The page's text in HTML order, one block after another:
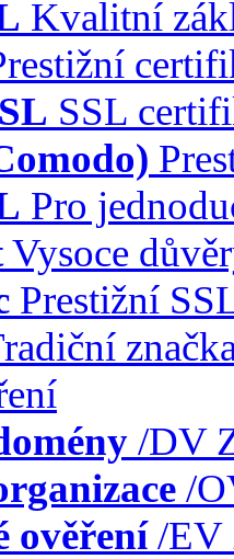
Kvalitní
SSL
Pro
Vysoce
Prestižní
/DV
/
ověření/EV